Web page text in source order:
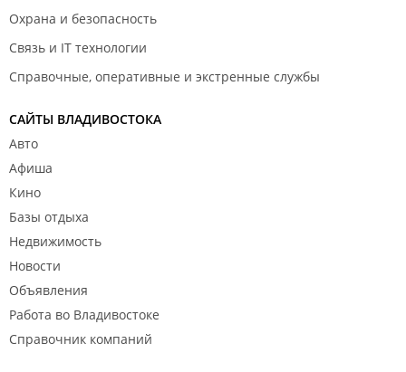
Охрана и безопасность
Связь и IT технологии
Справочные, оперативные и экстренные службы
САЙТЫ ВЛАДИВОСТОКА
Авто
Афиша
Кино
Базы отдыха
Недвижимость
Новости
Объявления
Работа во Владивостоке
Справочник компаний